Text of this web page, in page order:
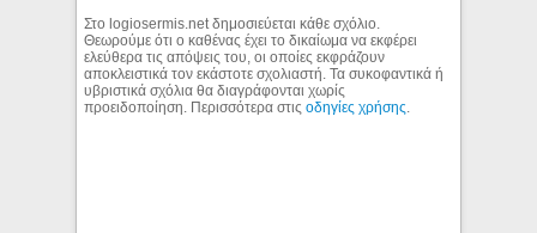
Στο logiosermis.net δημοσιεύεται κάθε σχόλιο.
Θεωρούμε ότι ο καθένας έχει το δικαίωμα να εκφέρει
ελεύθερα τις απόψεις του, οι οποίες εκφράζουν
αποκλειστικά τον εκάστοτε σχολιαστή. Τα συκοφαντικά ή
υβριστικά σχόλια θα διαγράφονται χωρίς
προειδοποίηση. Περισσότερα στιςοδηγίες χρήσης